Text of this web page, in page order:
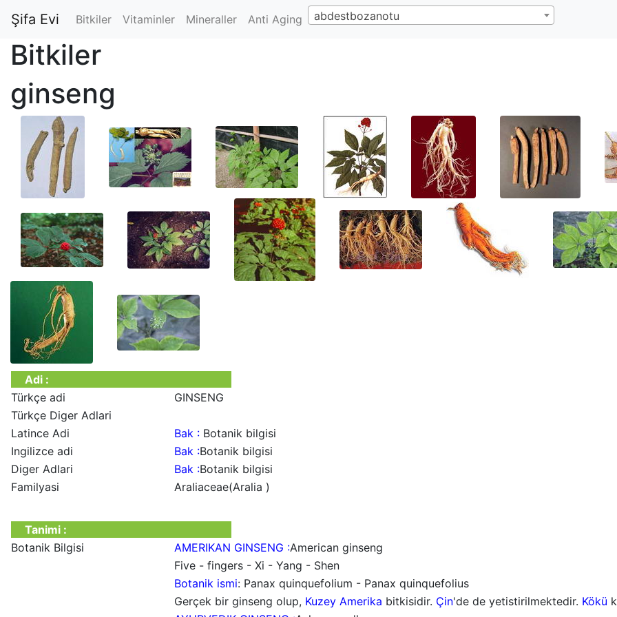
Şifa Evi Bitkiler Vitaminler Mineraller Anti Aging abdestbozanotu
Bitkiler
ginseng
Adi :
Türkçe adi
GINSENG
Türkçe Diger Adlari
Latince Adi
Bak : Botanik bilgisi
Ingilizce adi
Bak :Botanik bilgisi
Diger Adlari
Bak :Botanik bilgisi
Familyasi
Araliaceae(Aralia )
Tanimi :
Botanik Bilgisi
AMERIKAN GINSENG :American ginseng
Five - fingers - Xi - Yang - Shen
Botanik ismi: Panax quinquefolium - Panax quinquefolius
Gerçek bir ginseng olup, Kuzey Amerika bitkisidir. Çin'de de yetistirilmektedir. Kökü